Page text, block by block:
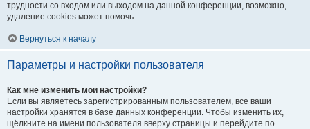
трудности со входом или выходом на данной конференции, возможно,
удаление cookies может помочь.
Вернуться к началу
Параметры и настройки пользователя
Как мне изменить мои настройки?
Если вы являетесь зарегистрированным пользователем, все ваши
настройки хранятся в базе данных конференции. Чтобы изменить их,
щёлкните на имени пользователя вверху страницы и перейдите по